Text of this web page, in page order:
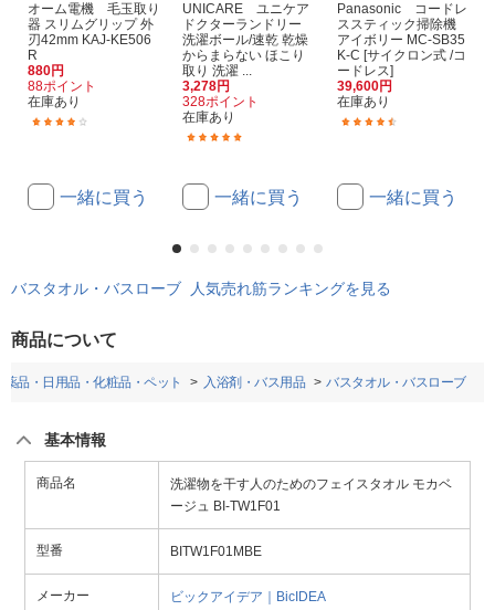
オーム電機 毛玉取り
器 スリムグリップ 外
刃42mm KAJ-KE506
R
880円
88ポイント
在庫あり
一緒に買う
UNICARE ユニケア
ドクターランドリー
洗濯ボール/速乾 乾燥
からまらない ほこり
取り 洗濯 ...
3,278円
328ポイント
在庫あり
一緒に買う
Panasonic コードレ
ススティック掃除機
アイボリー MC-SB35
K-C [サイクロン式 /コ
ードレス]
39,600円
在庫あり
一緒に買う
バスタオル・バスローブ 人気売れ筋ランキングを見る
商品について
薬品・日用品・化粧品・ペット 入浴剤・バス用品 バスタオル・バスローブ
基本情報
商品名
洗濯物を干す人のためのフェイスタオル モカベ
ージュ BI-TW1F01
型番 BITW1F01MBE
メーカー ビックアイデア｜BicIDEA